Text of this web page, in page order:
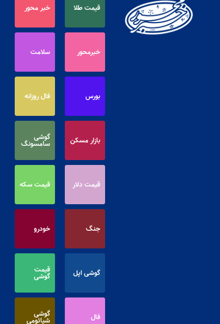
قیمت طلا خبر محور
خبرمحور سلامت
بورس فال روزانه
بازار مسکن گوشی
سامسونگ
قیمت دلار قیمت سکه
جنگ خودرو
گوشی اپل قیمت
گوشی
فال گوشی
شیائومی